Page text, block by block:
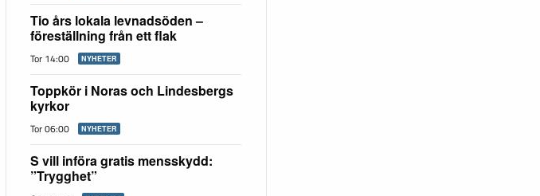
Tio års lokala levnadsöden –
föreställning från ett flak
Tor 14:00 NYHETER
Toppkör i Noras och Lindesbergs
kyrkor
Tor 06:00 NYHETER
S vill införa gratis mensskydd:
”Trygghet”